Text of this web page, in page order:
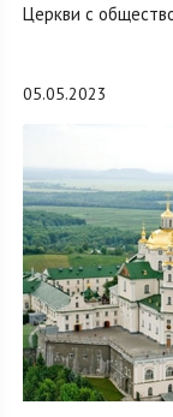
Церкви с
05.05.2023